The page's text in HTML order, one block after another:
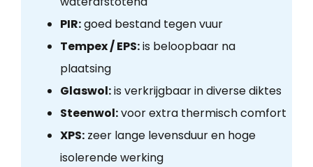
PIR:goed bestand tegen vuur
Tempex / EPS:is beloopbaar na
plaatsing
Glaswol:is verkrijgbaar in diverse diktes
Steenwol:voor extra thermisch comfort
XPS:zeer lange levensduur en hoge
isolerende werking